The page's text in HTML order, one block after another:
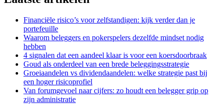
Financiële risico’s voor zelfstandigen: kijk verder dan je
portefeuille
Waarom beleggers en pokerspelers dezelfde mindset nodig
hebben
4 signalen dat een aandeel klaar is voor een koersdoorbraak
Goud als onderdeel van een brede beleggingsstrategie
Groeiaandelen vs dividendaandelen: welke strategie past bij
een hoger risicoprofiel
Van forumgevoel naar cijfers: zo houdt een belegger grip op
zijn administratie